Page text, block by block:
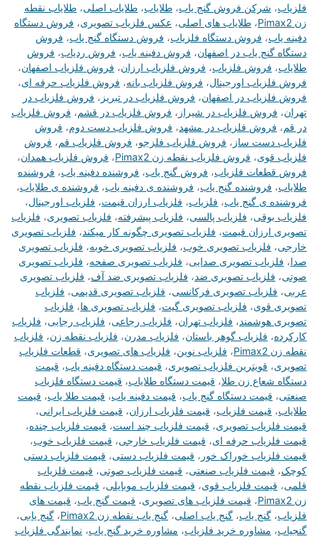
فلزیاب، شرکن فروش گنج یاب، طلایاب، طلایاب اصلی، طلایاب نقطه
زن Pimax2
، طلایاب های اصلی، عکس فلزیاب تصویری، فروش دستگاه
دفینه یاب، فروش دستگاه فلزیاب، فروش دستگاه گنج یاب، فروش
دستگاه گنج یاب در اصفهان، فروش دفینه یاب، فروش ردیاب، فروش
طلایاب، فروش فلزیاب، فروش فلزیاب ارزان، فروش فلزیاب اصفهان،
فروش فلزیاب اورجینال، فروش فلزیاب بانه، فروش فلزیاب حرفه ای،
فروش فلزیاب در اصفهان، فروش فلزیاب در تبریز ، فروش فلزیاب در
تهران، فروش فلزیاب در شیراز ، فروش فلزیاب در قشم، فروش فلزیاب
در قم، فروش فلزیاب در مشهد، فروش فلزیاب دست دوم، فروش
فلزیاب دست ساز ، فروش فلزیاب فلزجو، فروش فلزیاب قم، فروش
فلزیاب قوی، فروش فلزیاب نقطه زن Pimax2 ، فروش فلزیاب همدان،
فروش قطعات فلزیاب، فروش گنج یاب، فروشنده دفینه یاب، فروشنده
طلایاب، فروشنده گنج یاب، فروشنده ی دفینه یاب، فروشنده ی طلایاب،
فروشنده ی گنج یاب، فلزیاب، فلزیاب ارزان قیمت، فلزیاب اورجینال،
فلزیاب بوقی، فلزیاب پالسی، فلزیاب پیشرفته، فلزیاب تصویری، فلزیاب
تصویری ارزان قیمت، فلزیاب تصویری چگونه کار میکند، فلزیاب تصویری
خارجی، فلزیاب تصویری خوب، فلزیاب تصویری خوبه، فلزیاب تصویری
صدا، فلزیاب تصویری صدایی، فلزیاب تصویری صفحه، فلزیاب تصویری
صوتی، فلزیاب تصویری ضد، فلزیاب تصویری ضد آف، فلزیاب تصویری
عربی، فلزیاب تصویری فرکانسی، فلزیاب تصویری قدیمی، فلزیاب
تصویری قوی، فلزیاب تصویری گیت، فلزیاب تصویری ها، فلزیاب
تصویری هوشمند، فلزیاب تهران، فلزیاب رجاعی، فلزیاب رجایی، فلزیاب
کارکرده، فلزیاب گوهر باستان، فلزیاب مدرن، فلزیاب نقطه زن، فلزیاب
نقطه زن Pimax2
، فلزیاب نوین، فلزیاب های تصویری، قطعات فلزیاب
تصویری، قویترین فلزیاب تصویری، قیمت دستگاه دفینه یاب، قیمت
دستگاه شعاع زن طلا، قیمت دستگاه طلایاب، قیمت دستگاه فلزیاب
صنعتی، قیمت دستگاه گنج یاب، قیمت دفینه یاب، قیمت طلا یاب، قیمت
طلایاب، قیمت فلزیاب، قیمت فلزیاب ارزان، قیمت فلزیاب ایرانی،
قیمت فلزیاب تصویری، قیمت فلزیاب چند است، قیمت فلزیاب چنده،
قیمت فلزیاب حرفه ای، قیمت فلزیاب خارجی، قیمت فلزیاب خوب،
قیمت فلزیاب خوراک خور ، قیمت فلزیاب دستی، قیمت فلزیاب دستی
کوچک، قیمت فلزیاب صنعتی، قیمت فلزیاب صوتی، قیمت فلزیاب
قلمی، قیمت فلزیاب قوی، قیمت فلزیاب موبایلی، قیمت فلزیاب نقطه
زن Pimax2
، قیمت فلزیاب های تصویری، قیمت گنج یاب، قیمت های
فلزیاب، گنج یاب، گنج یاب اصلی، گنج یاب نقطه زن Pimax2 ، گنج یابی،
گنجیاب، مشاوره خرید فلزیاب، مشاوره خرید گنج یاب، نمایندگی فلزیاب